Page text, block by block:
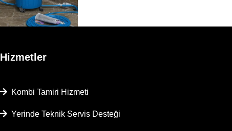
Hizmetler
Kombi Tamiri Hizmeti
Yerinde Teknik Servis Desteği